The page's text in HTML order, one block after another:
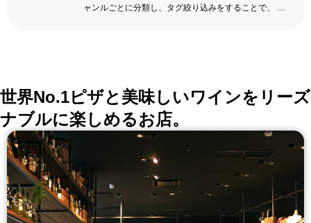
ャンルごとに分類し、タグ絞り込みをすることで、 い
世界No.1ピザと美味しいワインをリーズ
ナブルに楽しめるお店。